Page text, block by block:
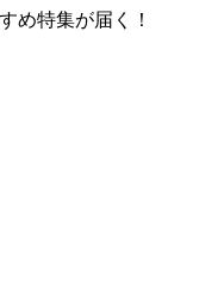
め特集が届く！